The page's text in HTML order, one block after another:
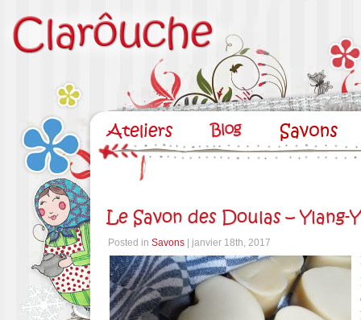
Le Savon des Doulas – Ylang-
Posted in Savons | janvier 18th, 2017